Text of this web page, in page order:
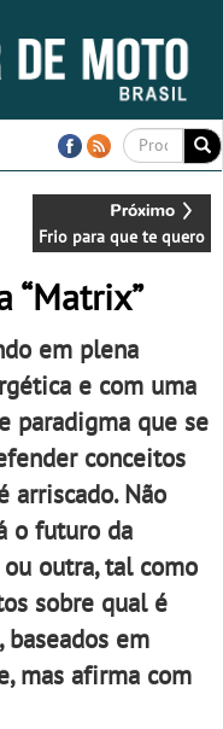
Frio para que te quero
“Matrix”
em plena
e com uma
paradigma que se
conceitos
arriscado. Não
o futuro da
outra, tal como
sobre qual é
em
mas afirma com